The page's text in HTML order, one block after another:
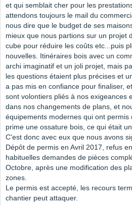
et qui semblait cher pour les
attendons toujours le mail du
nous dire que le budget de ses
mieux que nous partions sur un projet
cube pour réduire les coûts etc...puis
nouvelles. Itinéraires bois avec un
archi imaginatif et un joli projet, mais
les questions étaient plus précises et
a pas mis en confiance pour finaliser,
sont volontiers pliés à nos exigeances
dans nos changements de plans, et
équipements modernes qui ont permis
prime une ossature bois, ce qui était
C'est donc avec eux que nous avons
Dépôt de permis en Avril 2017, refus
habituelles demandes de pièces
Octobre, après une modification des
zones.
Le permis est accepté, les recours
chantier peut attaquer.